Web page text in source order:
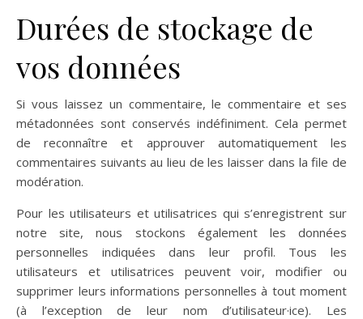
Durées de stockage de
vos données
Si vous laissez un commentaire, le commentaire et ses
métadonnées sont conservés indéfiniment. Cela permet
de reconnaître et approuver automatiquement les
commentaires suivants au lieu de les laisser dans la file de
modération.
Pour les utilisateurs et utilisatrices qui s’enregistrent sur
notre site, nous stockons également les données
personnelles indiquées dans leur profil. Tous les
utilisateurs et utilisatrices peuvent voir, modifier ou
supprimer leurs informations personnelles à tout moment
(à l’exception de leur nom d’utilisateur·ice). Les